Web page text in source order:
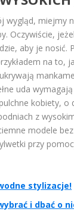
wygląd, miejmy
Oczywiście,
aby je nosić.
na to,
uda
kobiety,
z
modele
przy
stylizacje!
i dbać o